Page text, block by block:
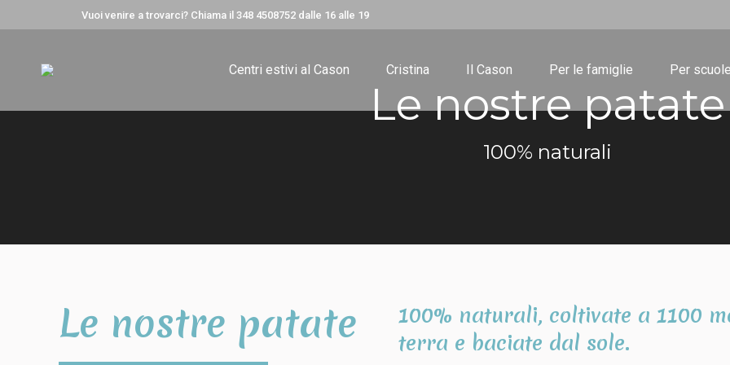
Vuoi venire a trovarci? Chiama il 348 4508752 dalle 16 alle 19
Centri estivi al Cason Cristina Il Cason Per le famiglie Per
Le nostre patate
100% naturali
Le nostre patate 100% naturali, coltivate a 1100
terra e baciate dal sole.